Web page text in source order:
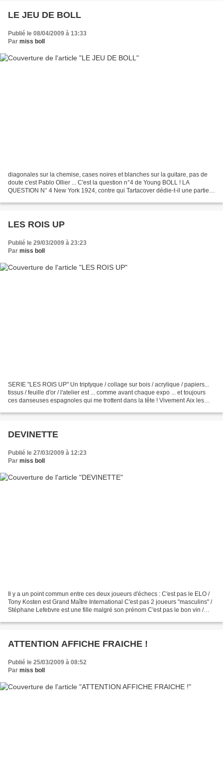
LE JEU DE BOLL
Publié le 08/04/2009 à 13:33
Par miss boll
diagonales sur la chemise, cases noires et blanches sur la guitare, pas de
doute c'est Pablo Ollier ... C'est la question n°4 de Young BOLL ! LA
QUESTION N° 4 New York 1924, contre qui Tartacover dédie-t-il une partie à
LES ROIS UP
Publié le 29/03/2009 à 23:23
Par miss boll
SERIE "LES ROIS UP" Un triptyque / collage sur bois / acrylique / papiers...
tissus / feuille d'or / l'atelier est ... comme avant chaque expo ... et toujours
ces danseuses espagnoles qui me trottent dans la tête ! Vivement Aix les
DEVINETTE
Publié le 27/03/2009 à 12:23
Par miss boll
Il y a un point commun entre ces deux joueurs d'échecs : C'est pas le ELO /
Tony Kosten est Grand Maître International C'est pas 2 joueurs "masculins" /
Stéphane Lefebvre est une fille malgré son prénom C'est pas le bon vin /
ATTENTION AFFICHE FRAICHE !
Publié le 25/03/2009 à 08:52
Par miss boll